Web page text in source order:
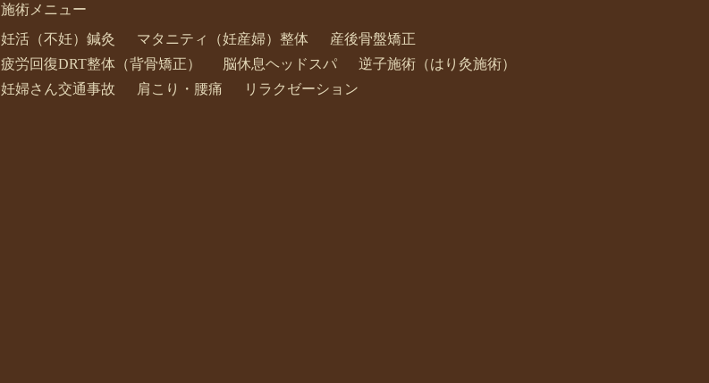
施術メニュー
妊活（不妊）鍼灸
マタニティ（妊産婦）整体
産後骨盤矯正
疲労回復DRT整体（背骨矯正）
脳休息ヘッドスパ
逆子施術（はり灸施術）
妊婦さん交通事故
肩こり・腰痛 リラクゼーション